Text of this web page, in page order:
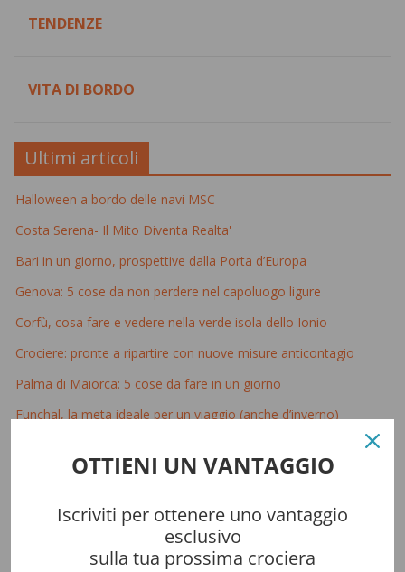
TENDENZE
VITA DI BORDO
Ultimi articoli
Halloween a bordo delle navi MSC
Costa Serena- Il Mito Diventa Realta'
Bari in un giorno, prospettive dalla Porta d’Europa
Genova: 5 cose da non perdere nel capoluogo ligure
Corfù, cosa fare e vedere nella verde isola dello Ionio
Crociere: pronte a ripartire con nuove misure anticontagio
Palma di Maiorca: 5 cose da fare in un giorno
Funchal, la meta ideale per un viaggio (anche d’inverno)
Crociere cancellate: le ultimissime novità
OTTIENI UN VANTAGGIO
Iscriviti per ottenere uno vantaggio
esclusivo
sulla tua prossima crociera